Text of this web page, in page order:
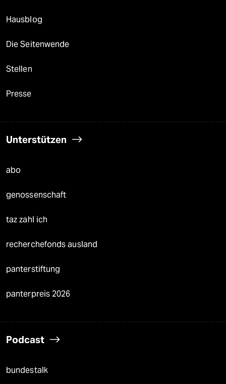
Hausblog
Die Seitenwende
Stellen
Presse
Unterstützen
abo
genossenschaft
taz zahl ich
recherchefonds ausland
panterstiftung
panterpreis 2026
Podcast
bundestalk